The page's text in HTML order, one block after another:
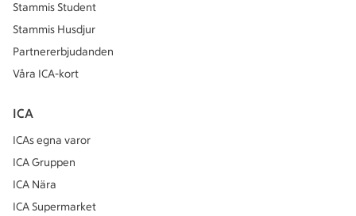
Stammis Student
Stammis Husdjur
Partnererbjudanden
Våra ICA-kort
ICA
ICAs egna varor
ICA Gruppen
ICA Nära
ICA Supermarket